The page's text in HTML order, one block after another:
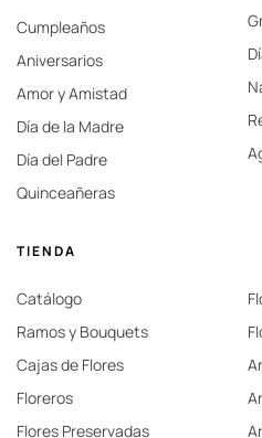
Cumpleaños
Aniversarios
Amor y Amistad
Día de la Madre
Día del Padre
Quinceañeras
TIENDA
Catálogo
Ramos y Bouquets
Cajas de Flores
Floreros
Flores Preservadas